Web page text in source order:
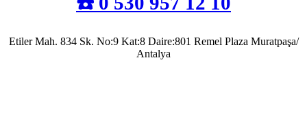
Etiler Mah. 834 Sk. No:9 Kat:8 Daire:801 Remel Plaza Muratpaşa/
Antalya